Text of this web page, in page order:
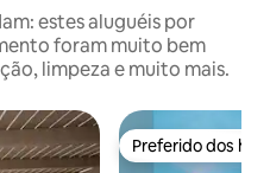
estes aluguéis por
foram muito bem
limpeza e muito mais.
Preferido dos
Preferido dos